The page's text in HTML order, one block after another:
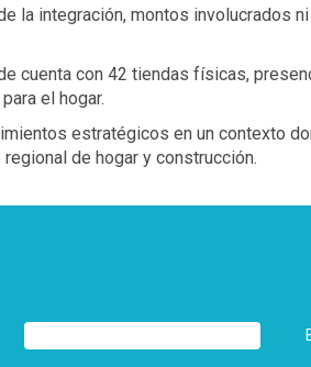
la integración, montos involucrados
cuenta con 42 tiendas físicas,
el hogar.
estratégicos en un contexto
de hogar y construcción.